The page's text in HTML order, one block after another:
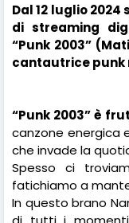
Dal 12 luglio
di streaming
“Punk 2003”
cantautrice punk
“Punk 2003” è
canzone energica
che invade la
Spesso ci
fatichiamo a
In questo brano